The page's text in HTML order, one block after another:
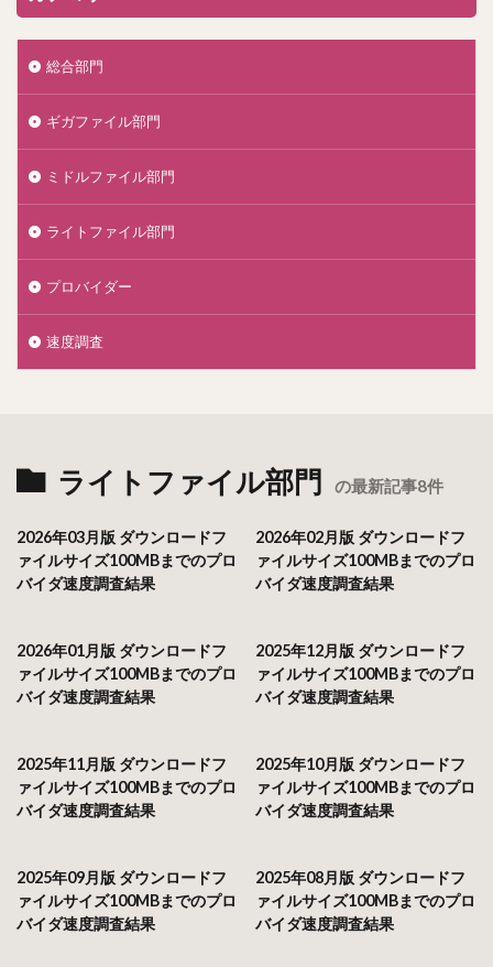
総合部門
ギガファイル部門
ミドルファイル部門
ライトファイル部門
プロバイダー
速度調査
ライトファイル部門 の最新記事8件
2026年03月版 ダウンロードフ
ァイルサイズ100MBまでのプロ
バイダ速度調査結果
2026年02月版 ダウンロードフ
ァイルサイズ100MBまでのプロ
バイダ速度調査結果
2026年01月版 ダウンロードフ
ァイルサイズ100MBまでのプロ
バイダ速度調査結果
2025年12月版 ダウンロードフ
ァイルサイズ100MBまでのプロ
バイダ速度調査結果
2025年11月版 ダウンロードフ
ァイルサイズ100MBまでのプロ
バイダ速度調査結果
2025年10月版 ダウンロードフ
ァイルサイズ100MBまでのプロ
バイダ速度調査結果
2025年09月版 ダウンロードフ
ァイルサイズ100MBまでのプロ
バイダ速度調査結果
2025年08月版 ダウンロードフ
ァイルサイズ100MBまでのプロ
バイダ速度調査結果